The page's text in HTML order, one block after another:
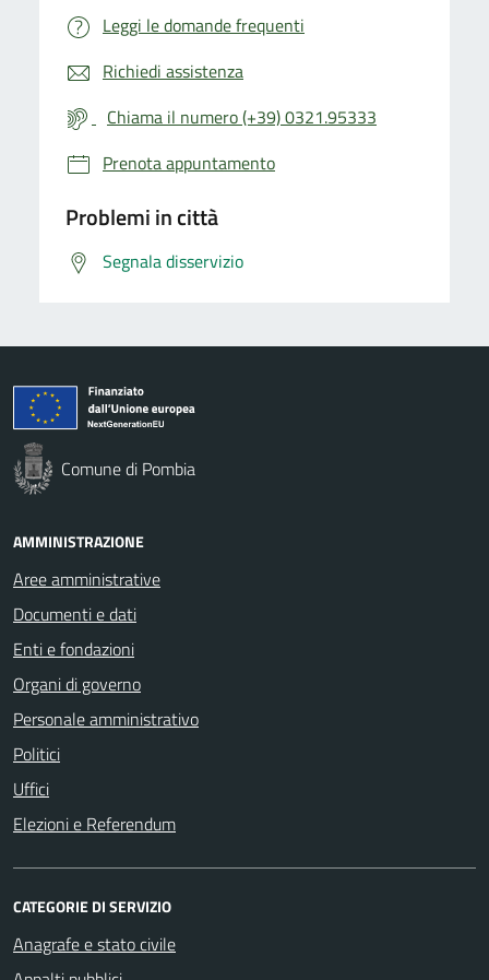
Leggi le domande frequenti
Richiedi assistenza
Chiama il numero (+39) 0321.95333
Prenota appuntamento
Problemi in città
Segnala disservizio
Comune di Pombia
AMMINISTRAZIONE
Aree amministrative
Documenti e dati
Enti e fondazioni
Organi di governo
Personale amministrativo
Politici
Uffici
Elezioni e Referendum
CATEGORIE DI SERVIZIO
Anagrafe e stato civile